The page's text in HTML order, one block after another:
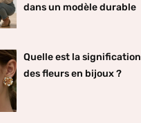
dans un modèle durable
Quelle est la signification
des fleurs en bijoux ?